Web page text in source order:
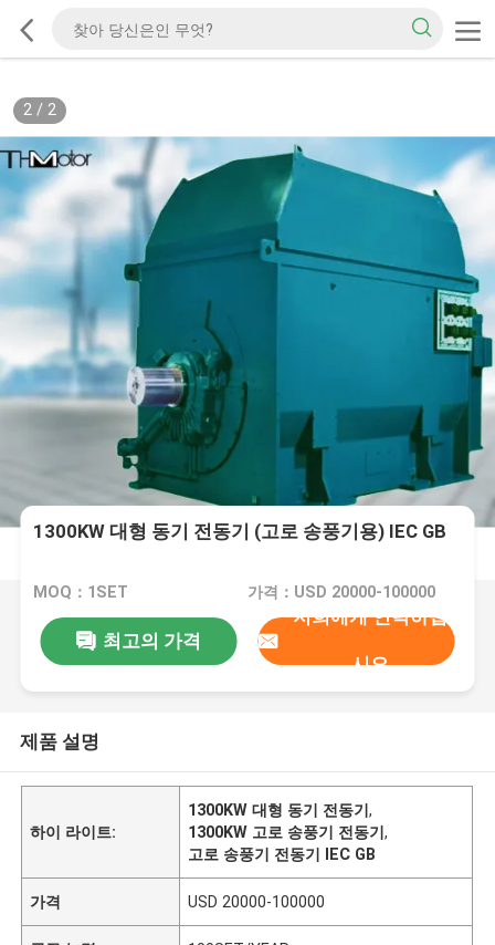
2/ 2
1300KW 대형 동기 전동기 (고로 송풍기용) IEC GB
MOQ：1SET 가격：USD 20000-100000
최고의 가격
저희에게 연락하십
시오
제품 설명
하이 라이트:
1300KW 대형 동기 전동기,
1300KW 고로 송풍기 전동기,
고로 송풍기 전동기 IEC GB
가격 USD 20000-100000